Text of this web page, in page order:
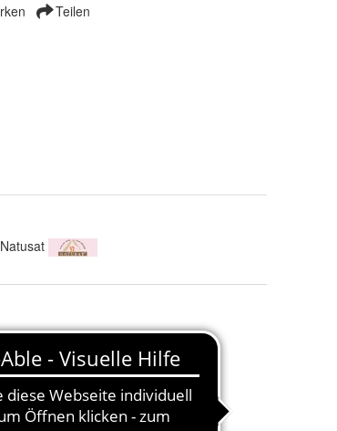
Teilen
Natusat